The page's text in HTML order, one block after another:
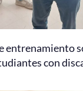
entrenamiento
con